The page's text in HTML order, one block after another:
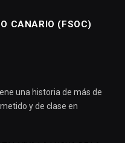
CANARIO (FSOC)
una historia de más de
y de clase en